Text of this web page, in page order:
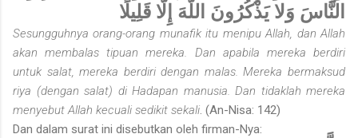
النَّاسَ وَلا يَذْكُرُونَ اللَّهَ إِلَّا قَلِيلًا
Sesungguhnya orang-orang munafik itu menipu Allah, dan Allah
akan membalas tipuan mereka. Dan apabila mereka berdiri
untuk salat, mereka berdiri dengan malas. Mereka bermaksud
riya (dengan salat) di Hadapan manusia. Dan tidaklah mereka
menyebut Allah kecuali sedikit sekali. (An-Nisa: 142)
Dan dalam surat ini disebutkan oleh firman-Nya: